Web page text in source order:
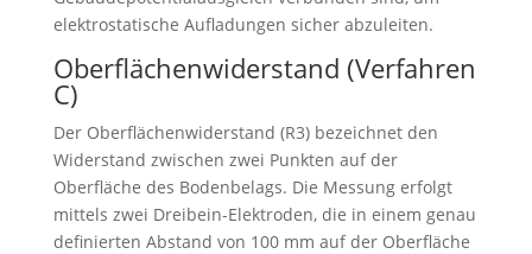
elektrostatische Aufladungen sicher abzuleiten.
Oberflächenwiderstand (Verfahren
C)
Der Oberflächenwiderstand (R3) bezeichnet den
Widerstand zwischen zwei Punkten auf der
Oberfläche des Bodenbelags. Die Messung erfolgt
mittels zwei Dreibein-Elektroden, die in einem genau
definierten Abstand von 100 mm auf der Oberfläche